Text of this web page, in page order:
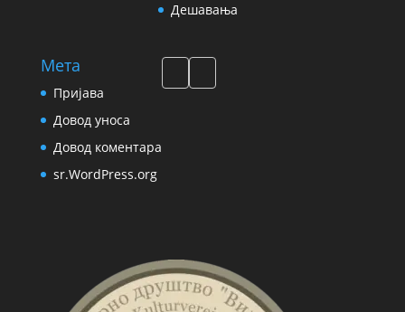
Дешавања
Мета
Пријава
Довод уноса
Довод коментара
sr.WordPress.org